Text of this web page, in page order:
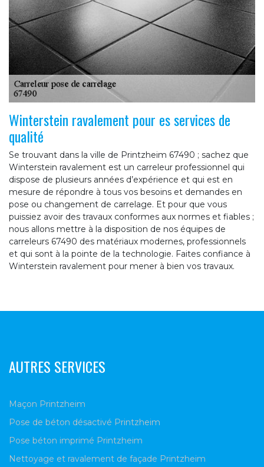
Winterstein ravalement pour es services de
qualité
Se trouvant dans la ville de Printzheim 67490 ; sachez que
Winterstein ravalement est un carreleur professionnel qui
dispose de plusieurs années d’expérience et qui est en
mesure de répondre à tous vos besoins et demandes en
pose ou changement de carrelage. Et pour que vous
puissiez avoir des travaux conformes aux normes et fiables ;
nous allons mettre à la disposition de nos équipes de
carreleurs 67490 des matériaux modernes, professionnels
et qui sont à la pointe de la technologie. Faites confiance à
Winterstein ravalement pour mener à bien vos travaux.
AUTRES SERVICES
Maçon Printzheim
Pose de béton désactivé Printzheim
Pose béton imprimé Printzheim
Nettoyage et ravalement de façade Printzheim